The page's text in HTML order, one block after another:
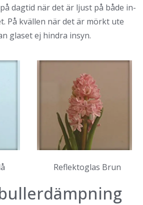
dagtid när det är ljust på både in-
På kvällen när det är mörkt ute
glaset ej hindra insyn.
Reflektoglas Brun